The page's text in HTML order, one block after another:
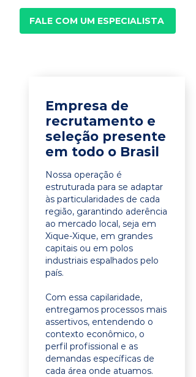
FALE COM UM ESPECIALISTA
Empresa de
recrutamento e
seleção presente
em todo o Brasil
Nossa operação é
estruturada para se adaptar
às particularidades de cada
região, garantindo aderência
ao mercado local, seja em
Xique-Xique, em grandes
capitais ou em polos
industriais espalhados pelo
país.
Com essa capilaridade,
entregamos processos mais
assertivos, entendendo o
contexto econômico, o
perfil profissional e as
demandas específicas de
cada área onde atuamos.